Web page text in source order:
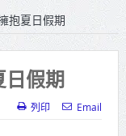
雄147論壇
海豚颱
抱夏日假期
日假期
列印 Email